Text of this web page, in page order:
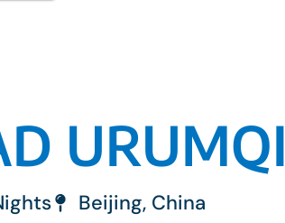
URUMQI
Beijing, China